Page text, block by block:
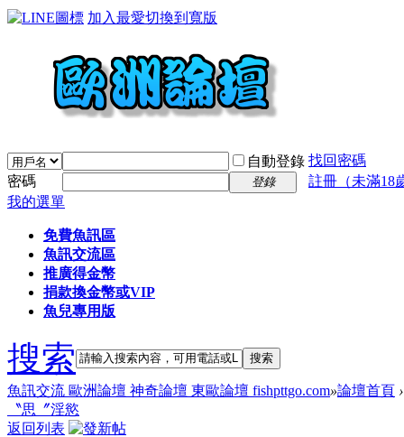
加入最愛切換到寬版
自動登錄 找回密碼
密碼
登錄
註冊（未滿18
我的選單
免費魚訊區
魚訊交流區
推廣得金幣
捐款換金幣或VIP
魚兒專用版
搜索 搜索
魚訊交流 歐洲論壇 神奇論壇 東歐論壇 fishpttgo.com»論壇首頁 ›
〝思〞淫慾
返回列表